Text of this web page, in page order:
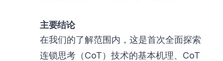
主要结论
在我们的了解范围内，这是首次全面探索
连锁思考（CoT）技术的基本机理、CoT